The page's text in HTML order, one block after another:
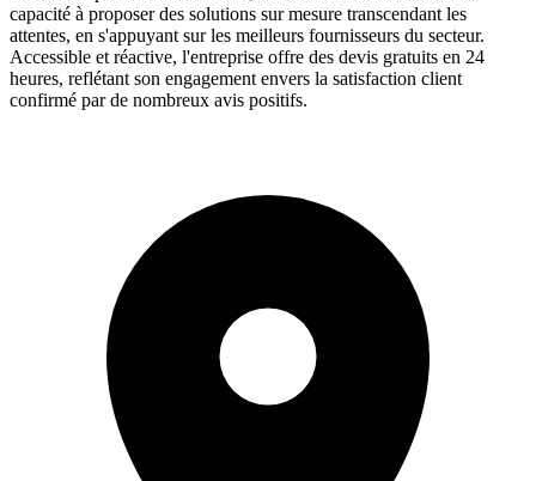
capacité à proposer des solutions sur mesure transcendant les
attentes, en s'appuyant sur les meilleurs fournisseurs du secteur.
Accessible et réactive, l'entreprise offre des devis gratuits en 24
heures, reflétant son engagement envers la satisfaction client
confirmé par de nombreux avis positifs.